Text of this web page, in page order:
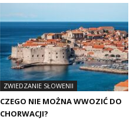
ZWIEDZANIE SŁOWENII
CZEGO NIE MOŻNA WWOZIĆ DO
CHORWACJI?